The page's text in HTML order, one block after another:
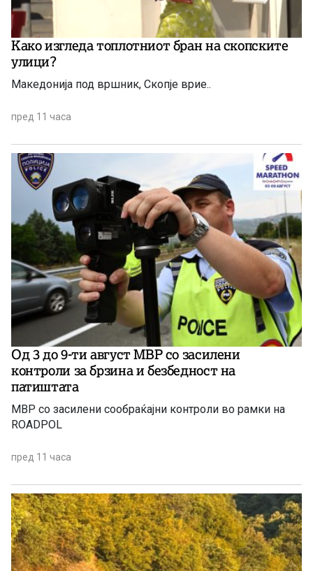
Како изгледа топлотниот бран на скопските
улици?
Македонија под вршник, Скопје врие..
пред 11 часа
Од 3 до 9-ти август МВР со засилени
контроли за брзина и безбедност на
патиштата
МВР со засилени сообраќајни контроли во рамки на
ROADPOL
пред 11 часа